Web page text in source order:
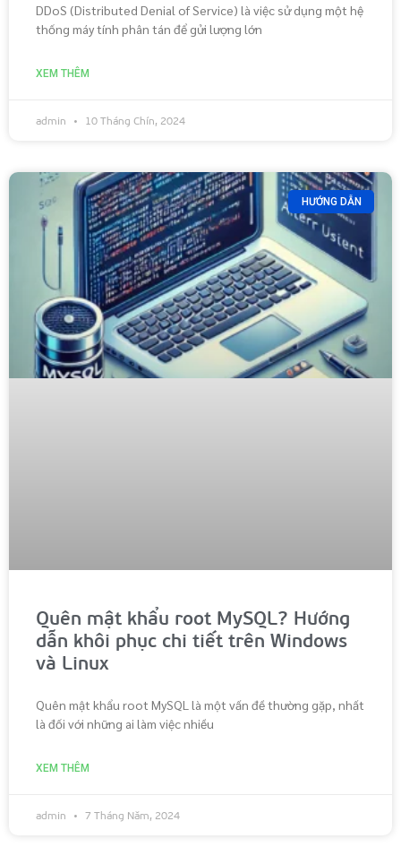
DDoS (Distributed Denial of Service) là việc sử dụng một hệ
thống máy tính phân tán để gửi lượng lớn
XEM THÊM
admin 10 Tháng Chín, 2024
HƯỚNG DẪN
Quên mật khẩu root MySQL? Hướng
dẫn khôi phục chi tiết trên Windows
và Linux
Quên mật khẩu root MySQL là một vấn đề thường gặp, nhất
là đối với những ai làm việc nhiều
XEM THÊM
admin 7 Tháng Năm, 2024